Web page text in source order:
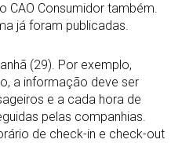
CAO Consumidor também.
já foram publicadas.
(29). Por exemplo,
a informação deve ser
e a cada hora de
pelas companhias.
de check-in e check-out